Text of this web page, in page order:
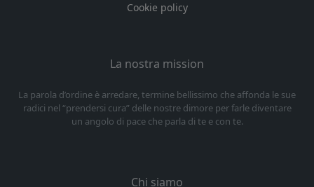
Cookie policy
La nostra mission
La parola d’ordine è arredare, termine bellissimo che affonda le sue
radici nel “prendersi cura” delle nostre dimore per farle diventare
un angolo di pace che parla di te e con te.
Chi siamo